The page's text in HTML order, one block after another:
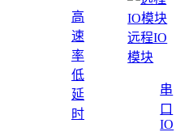
高
速
率
低
延
时
远程IO
模块
串
口
IO